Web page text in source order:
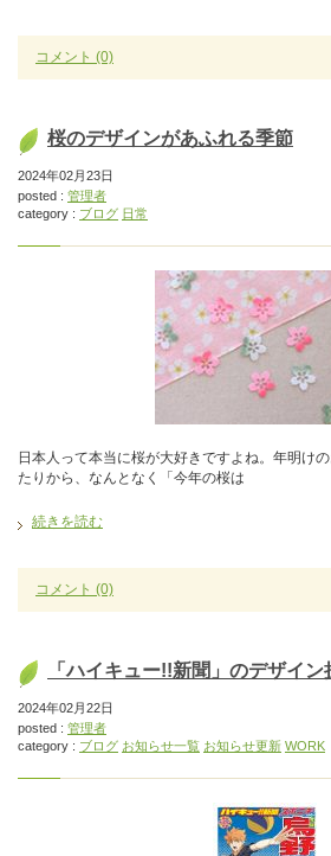
コメント (0)
桜のデザインがあふれる季節
2024年02月23日
posted : 管理者
category : ブログ 日常
日本人って本当に桜が大好きですよね。年明け
たりから、なんとなく「今年の桜は
続きを読む
コメント (0)
「ハイキュー!!新聞」のデザイン
2024年02月22日
posted : 管理者
category : ブログ お知らせ一覧 お知らせ更新 WORK